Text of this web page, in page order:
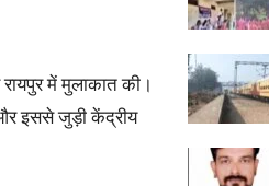
में मुलाकात की।
इससे जुड़ी केंद्रीय